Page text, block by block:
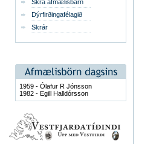
Skrá afmælisbarn
Dýrfirðingafélagið
Skrár
1959 - Ólafur R Jónsson
1982 - Egill Halldórsson